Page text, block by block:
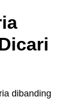
dibanding